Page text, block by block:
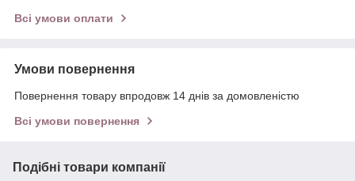
Всі умови оплати
Умови повернення
Повернення товару впродовж 14 днів за домовленістю
Всі умови повернення
Подібні товари компанії